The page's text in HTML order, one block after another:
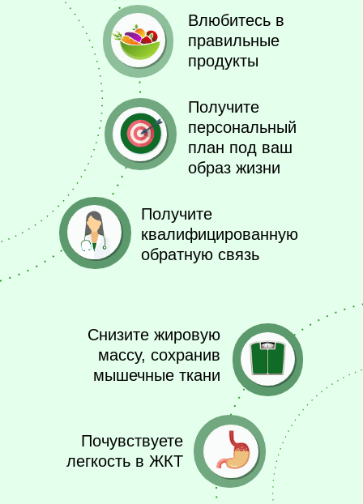
Влюбитесь в
правильные
продукты
Получите
квалифицированную
обратную связь
Почувствуете
легкость в ЖКТ
Снизите жировую
массу, сохранив
мышечные ткани
Получите
персональный
план под ваш
образ жизни